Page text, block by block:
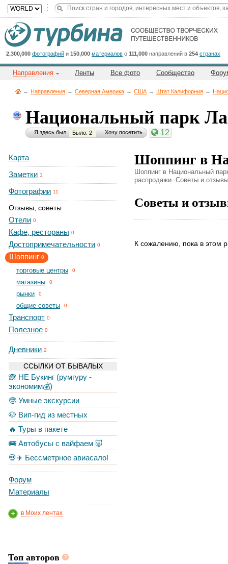
2,300,000 фотографий и 150,000 материалов о 111,000 направлений в 254 странах
Направления Ленты Все фото Сообщество
→ Направления → Северная Америка → CША → Штат Калифорния →
Национальный парк
Я здесь был Было: 2 Хочу посетить 12
Карта
Заметки 1
Фотографии 11
Отзывы, советы
Отели 0
Кафе, рестораны 0
Достопримечательности 0
Шоппинг 0
торговые центры 0
магазины 0
рынки 0
общие советы 0
Транспорт 0
Полезное 0
Дневники 2
ССЫЛКИ ОТ БЫВАЛЫХ
🙈 НЕ Букинг (румгуру -
экономим💰)
🤓 Умные экскурсии
🐶 Вип-гид из местных
🔥 Туры в пакете
🚌 Автобусы с вайфаем 🐷
💀✈️ Бессметрное авиасало!
Форум
Материалы
в Моих лентах
Топ авторов
Шоппинг в
Шоппинг в Национальный
распродажи. Советы и
Советы и
К сожалению, пока в этом
Cейчас
на
сайте:
Title
Button